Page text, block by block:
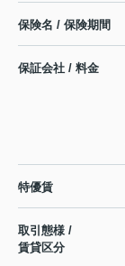
保険名 / 保険期間
保証会社 / 料金
特優賃
取引態様 /
賃貸区分